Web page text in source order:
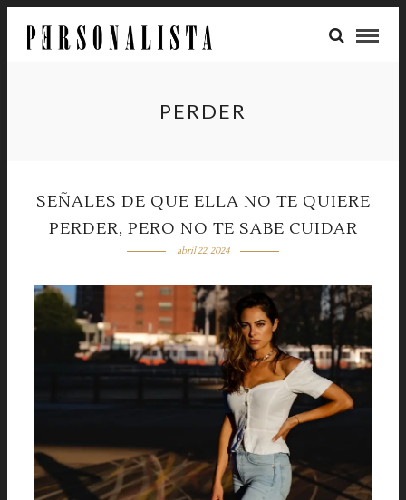
PERDER
SEÑALES DE QUE ELLA NO TE QUIERE
PERDER, PERO NO TE SABE CUIDAR
abril 22, 2024